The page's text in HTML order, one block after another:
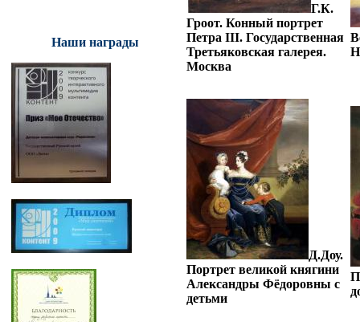
Наши награды
Г.К.
Гроот. Конный портрет
Петра III. Государственная
Третьяковская галерея.
Москва
Д.Доу.
Портрет великой княгини
Александры Фёдоровны с
детьми